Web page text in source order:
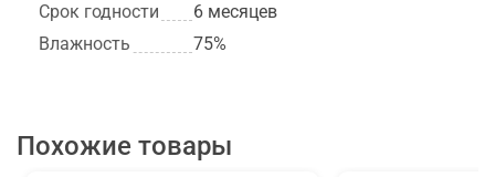
Срок годности
6 месяцев
Влажность
75%
Похожие товары